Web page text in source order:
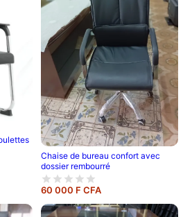
Chaise de bureau confort avec
dossier rembourré
60 000 F CFA